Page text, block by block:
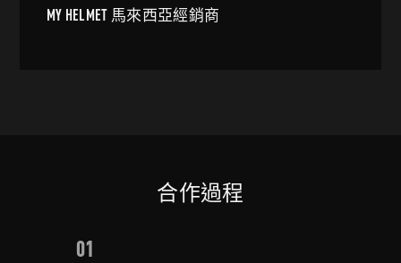
MY HELMET 馬來西亞經銷商
合作過程
01